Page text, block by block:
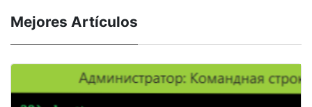
Mejores Artículos